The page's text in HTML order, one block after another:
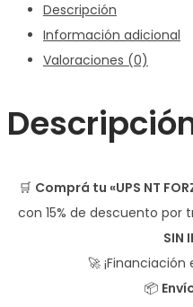
Descripción
Información adicional
Valoraciones (0)
🛒 Comprá tu «UPS NT
con 15% de descuento por
SIN
🚀 ¡Financiación
📦